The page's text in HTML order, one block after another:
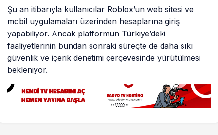
Şu an itibarıyla kullanıcılar Roblox’un web sitesi ve
mobil uygulamaları üzerinden hesaplarına giriş
yapabiliyor. Ancak platformun Türkiye’deki
faaliyetlerinin bundan sonraki süreçte de daha sıkı
güvenlik ve içerik denetimi çerçevesinde yürütülmesi
bekleniyor.